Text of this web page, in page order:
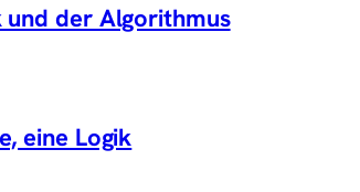
und der Algorithmus
eine Logik